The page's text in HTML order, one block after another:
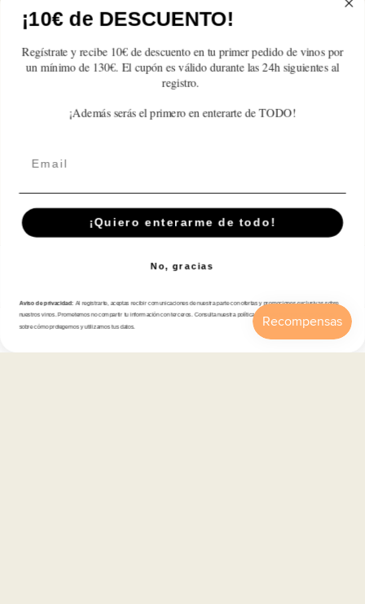
Red Bull Original
La primera bebida energética que salió y la número 1 en
ventas. Un clásico que también combina bien con alcohol.
Para lo que haga falta!
Suscríbete A Nuestra Newsletter
Correo electrónico
Atención al cliente
Categorías
Cuenta Carrito
¡10€ de DESCUENTO!
Regístrate y recibe 10€ de descuento en tu primer pedido de vinos por
un mínimo de 130€. El cupón es válido durante las 24h siguientes al
registro.
¡Además serás el primero en enterarte de TODO!
¡Quiero enterarme de todo!
No, gracias
Aviso de privacidad: Al registrarte, aceptas recibir comunicaciones de nuestra parte con ofertas y promociones exclusivas sobre
nuestros vinos. Prometemos no compartir tu información con terceros. Consulta nuestra política de privacidad para más detalles
sobre cómo protegemos y utilizamos tus datos.